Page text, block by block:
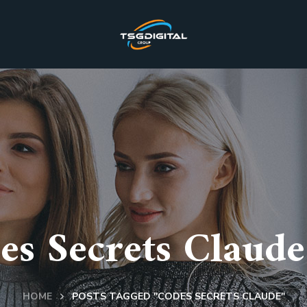
Secrets
HOME POSTS TAGGED "CODES SECRETS CLAUDE"